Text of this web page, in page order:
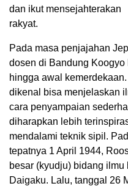
dan ikut mensejahterakan
rakyat.
Pada masa penjajahan
dosen di Bandung
hingga awal
dikenal bisa menjelaskan
cara penyampaian
diharapkan lebih
mendalami teknik sipil.
tepatnya 1 April 1944,
besar (kyudju) bidang
Daigaku. Lalu, tanggal 26